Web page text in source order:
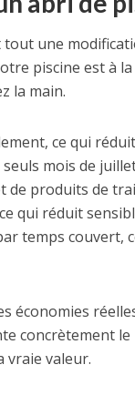
tout une
piscine est à
la main.
ce qui
mois de
de produits de
qui réduit
temps couvert,
économies
concrètement
vraie valeur.